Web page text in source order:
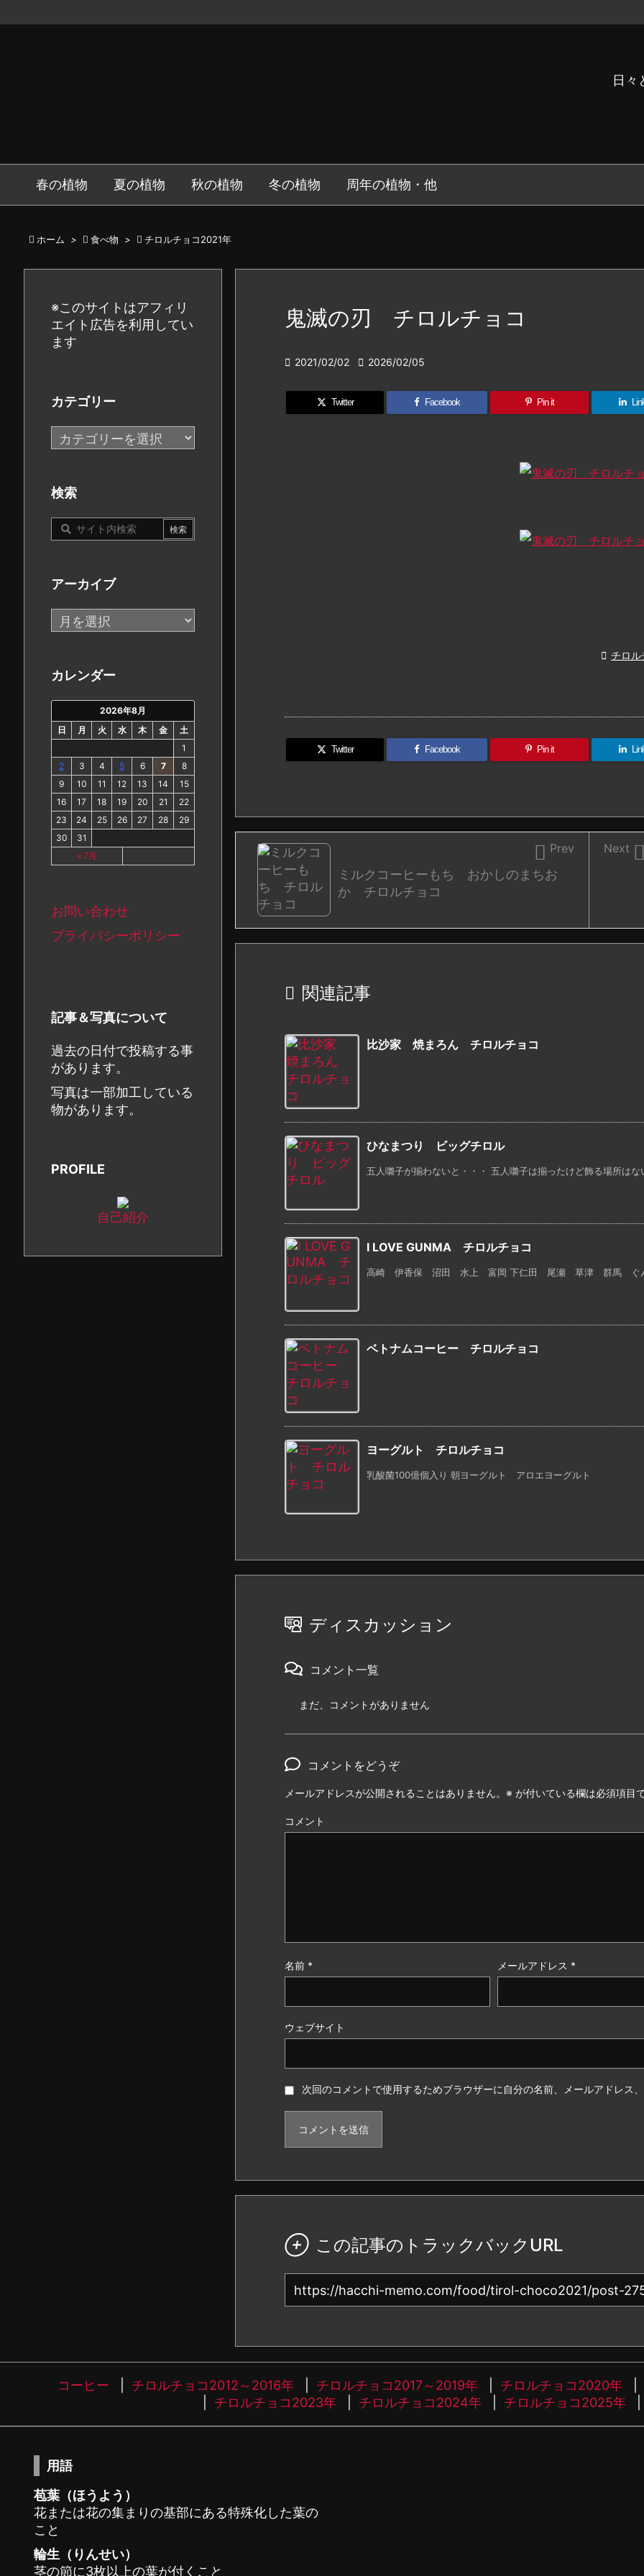
日
春の植物 夏の植物 秋の植物 冬の植物 周年の植物・他
 ホーム >  食べ物 >  チロルチョコ2021年
鬼滅の刃 チロルチョコ
 2021/02/02  2026/02/05
Twitter Facebook Pin it
 チロル
Twitter Facebook Pin it
Next
ミルクコーヒーもち おかしのまちお
か チロルチョコ
 Prev
 関連記事
比沙家 焼まろん チロルチョコ
ひなまつり ビッグチロル
五人囃子が揃わないと・・・ 五人囃子は揃ったけど飾る場所は
I LOVE GUNMA チロルチョコ
高崎 伊香保 沼田 水上 富岡 下仁田 尾瀬 草津 群馬 ぐ
ベトナムコーヒー チロルチョコ
ヨーグルト チロルチョコ
乳酸菌100億個入り 朝ヨーグルト アロエヨーグルト
ディスカッション
コメント一覧
まだ、コメントがありません
コメントをどうぞ
メールアドレスが公開されることはありません。 ※ が付いている欄は必須項目
コメント
名前 * メールアドレス *
ウェブサイト
次回のコメントで使用するためブラウザーに自分の名前、メールアドレス
 この記事のトラックバックURL
※このサイトはアフィリ
エイト広告を利用してい
ます
カテゴリー
カ
テ
リ
ー
検索
アーカイブ
ア
ー
イ
ブ
カレンダー
2026年8月
日
月 火 水 木 金
土
1
2
3 4 5 6 7
8
9
10 11 12 13 14
15
16
17 18 19 20 21
22
23
24 25 26 27 28
29
30
31
« 7月
お問い合わせ
プライバシーポリシー
記事＆写真について
過去の日付で投稿する事
があります。
写真は一部加工している
物があります。
PROFILE
自己紹介
コーヒー チロルチョコ2012～2016年 チロルチョコ2017～2019年
チロルチョコ2020年
チロルチョコ2023年
チロルチョコ2024年 チロルチョコ2025年
用語
苞葉（ほうよう）
花または花の集まりの基部にある特殊化した葉の
こと
輪生（りんせい）
茎の節に3枚以上の葉が付くこと